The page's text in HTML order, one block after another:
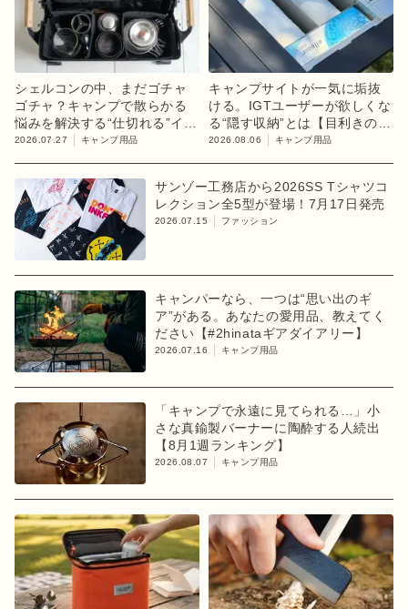
シェルコンの中、まだゴチャ
ゴチャ？キャンプで散らかる
悩みを解決する“仕切れる”イン
ナーケース
2026.07.27 キャンプ用品
キャンプサイトが一気に垢抜
ける。IGTユーザーが欲しくな
る“隠す収納”とは【目利きのキ
ャンプギア】
2026.08.06 キャンプ用品
サンゾー工務店から2026SS Tシャツコ
レクション全5型が登場！7月17日発売
2026.07.15 ファッション
キャンパーなら、一つは“思い出のギ
ア”がある。あなたの愛用品、教えてく
ださい【#2hinataギアダイアリー】
2026.07.16 キャンプ用品
「キャンプで永遠に見てられる…」小
さな真鍮製バーナーに陶酔する人続出
【8月1週ランキング】
2026.08.07 キャンプ用品